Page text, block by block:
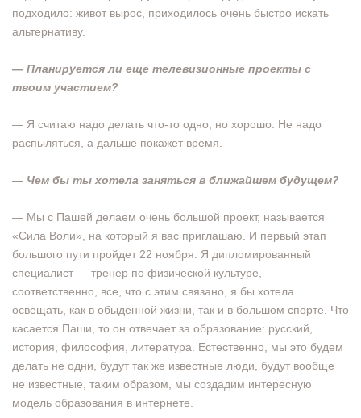
подходило: живот вырос, приходилось очень быстро искать
альтернативу.
— Планируется ли еще телевизионные проекты с
твоим участием?
— Я считаю надо делать что-то одно, но хорошо. Не надо
распыляться, а дальше покажет время.
— Чем бы ты хотела заняться в ближайшем будущем?
— Мы с Пашей делаем очень большой проект, называется
«Сила Воли», на который я вас приглашаю. И первый этап
большого пути пройдет 22 ноября. Я дипломированный
специалист — тренер по физической культуре,
соответственно, все, что с этим связано, я бы хотела
освещать, как в обыденной жизни, так и в большом спорте. Что
касается Паши, то он отвечает за образование: русский,
история, философия, литература. Естественно, мы это будем
делать не одни, будут так же известные люди, будут вообще
не известные, таким образом, мы создадим интересную
модель образования в интернете.